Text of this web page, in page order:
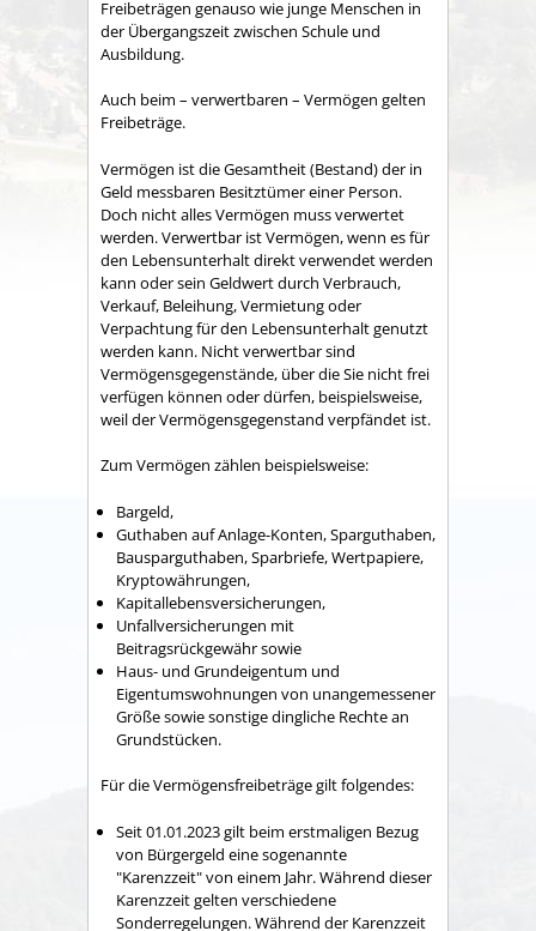
Freibeträgen genauso wie junge Menschen in
der Übergangszeit zwischen Schule und
Ausbildung.
Auch beim – verwertbaren – Vermögen gelten
Freibeträge.
Vermögen ist die Gesamtheit (Bestand) der in
Geld messbaren Besitztümer einer Person.
Doch nicht alles Vermögen muss verwertet
werden. Verwertbar ist Vermögen, wenn es für
den Lebensunterhalt direkt verwendet werden
kann oder sein Geldwert durch Verbrauch,
Verkauf, Beleihung, Vermietung oder
Verpachtung für den Lebensunterhalt genutzt
werden kann. Nicht verwertbar sind
Vermögensgegenstände, über die Sie nicht frei
verfügen können oder dürfen, beispielsweise,
weil der Vermögensgegenstand verpfändet ist.
Zum Vermögen zählen beispielsweise:
Bargeld,
Guthaben auf Anlage-Konten, Sparguthaben,
Bausparguthaben, Sparbriefe, Wertpapiere,
Kryptowährungen,
Kapitallebensversicherungen,
Unfallversicherungen mit
Beitragsrückgewähr sowie
Haus- und Grundeigentum und
Eigentumswohnungen von unangemessener
Größe sowie sonstige dingliche Rechte an
Grundstücken.
Für die Vermögensfreibeträge gilt folgendes:
Seit 01.01.2023 gilt beim erstmaligen Bezug
von Bürgergeld eine sogenannte
"Karenzzeit" von einem Jahr. Während dieser
Karenzzeit gelten verschiedene
Sonderregelungen. Während der Karenzzeit